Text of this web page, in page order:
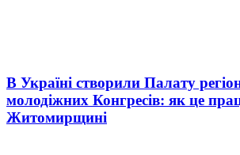
В Україні створили Палату
молодіжних Конгресів: як це
Житомирщині